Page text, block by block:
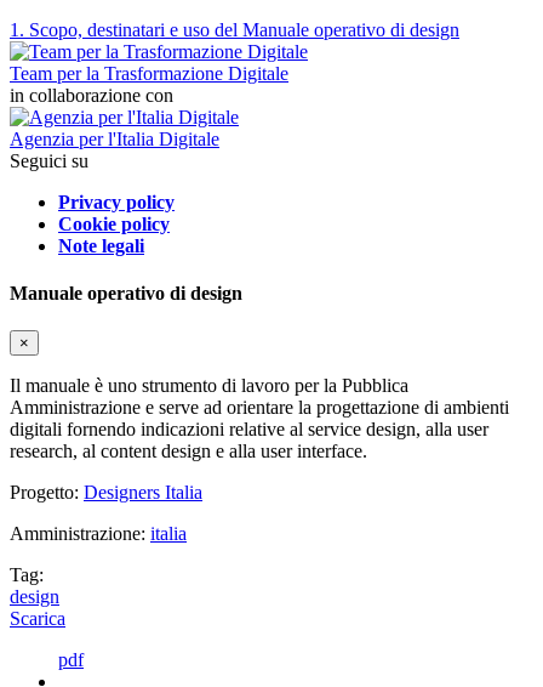
1. Scopo, destinatari e uso del Manuale operativo di design
Team per la Trasformazione Digitale
in collaborazione con
Agenzia per l'Italia Digitale
Seguici su
Privacy policy
Cookie policy
Note legali
Manuale operativo di design
×
Il manuale è uno strumento di lavoro per la Pubblica
Amministrazione e serve ad orientare la progettazione di ambienti
digitali fornendo indicazioni relative al service design, alla user
research, al content design e alla user interface.
Progetto: Designers Italia
Amministrazione: italia
Tag:
design
Scarica
pdf